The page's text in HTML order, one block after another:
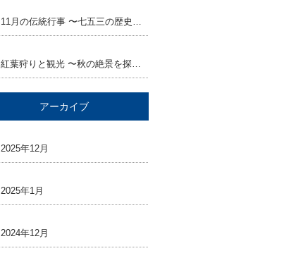
11月の伝統行事 〜七五三の歴史と意義〜
紅葉狩りと観光 〜秋の絶景を探しに行こう！〜
アーカイブ
2025年12月
2025年1月
2024年12月